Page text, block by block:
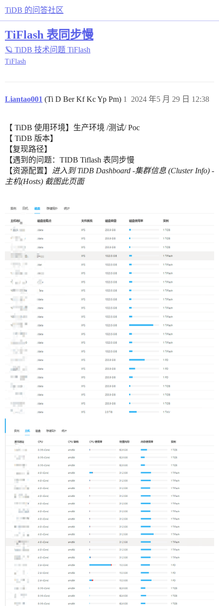
TiDB 的问答社区
TiFlash 表同步慢
🪐 TiDB 技术问题 TiFlash
TiFlash
Liantao001 (Ti D Ber Kf Kc Yp Pm) 2024 年5 月 29 日 12:38
1
【 TiDB 使用环境】生产环境 /测试/ Poc
【 TiDB 版本】
【复现路径】
【遇到的问题：TIDB Tiflash 表同步慢
【资源配置】
进入到 TiDB Dashboard -集群信息 (Cluster Info) -
主机(Hosts) 截图此页面